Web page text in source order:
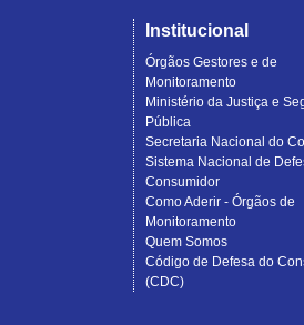
Institucional
Órgãos Gestores e de
Monitoramento
Ministério da Justiça e
Pública
Secretaria Nacional do
Sistema Nacional de
Consumidor
Como Aderir - Órgãos de
Monitoramento
Quem Somos
Código de Defesa do
(CDC)